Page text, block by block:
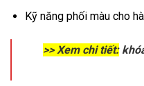
Kỹ năng phối màu cho
>> Xem chi tiết: